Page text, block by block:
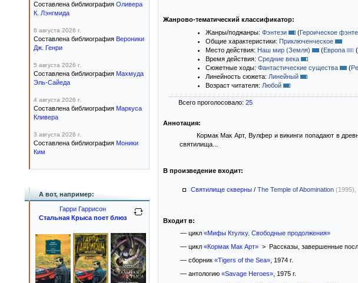
Жанрово-тематический классификатор:
Жанры/поджанры: Фэнтези (Героическое
Общие характеристики: Приключенческое
Место действия: Наш мир (Земля) (Европа (
Время действия: Средние века
Сюжетные ходы: Фантастические существа (
Линейность сюжета: Линейный
Возраст читателя: Любой
Всего проголосовало: 25
Аннотация:
Кормак Мак Арт, Вулфер и викинги попадают в
святилища...
В произведение входит:
Святилище скверны / The Temple of Abomination (1995),
Входит в:
— цикл «Мифы Ктулху. Свободные продолжения»
— цикл «Кормак Мак Арт»> Рассказы, завершенные
— сборник «Tigers of the Sea», 1974 г.
— антологию «Savage Heroes», 1975 г.
Составлена библиография Оливера
К. Лэнгмида
6 августа 2026 г.
Составлена библиография Вероники
Дж. Генри
5 августа 2026 г.
Составлена библиография Махмуда
Эль-Сайеда
4 августа 2026 г.
Составлена библиография Маркуса
Кливера
3 августа 2026 г.
Составлена библиография Моники
Ким
А вот, например:
Гарри Гаррисон
Стальная Крыса поет блюз